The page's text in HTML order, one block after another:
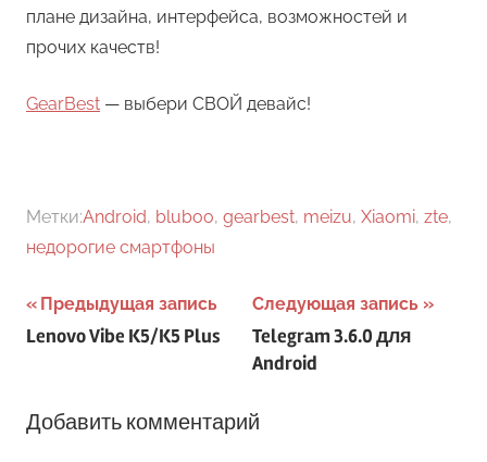
плане дизайна, интерфейса, возможностей и
прочих качеств!
GearBest — выбери СВОЙ девайс!
Метки:Android, bluboo, gearbest, meizu, Xiaomi, zte,
недорогие смартфоны
Навигация
по
Предыдущая запись
Lenovo Vibe K5/K5 Plus
Следующая запись
Telegram 3.6.0 для
Android
Добавить комментарий